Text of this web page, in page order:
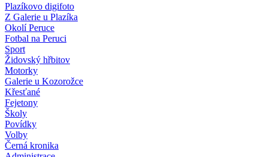
Plazíkovo digifoto
Z Galerie u Plazíka
Okolí Peruce
Fotbal na Peruci
Sport
Židovský hřbitov
Motorky
Galerie u Kozorožce
Křesťané
Fejetony
Školy
Povídky
Volby
Černá kronika